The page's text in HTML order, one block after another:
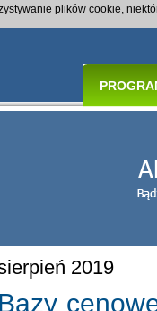
2019
Bazy
plików cookie,